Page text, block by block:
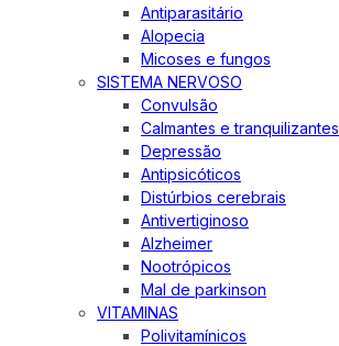
Antiparasitário
Alopecia
Micoses e fungos
SISTEMA NERVOSO
Convulsão
Calmantes e tranquilizantes
Depressão
Antipsicóticos
Distúrbios cerebrais
Antivertiginoso
Alzheimer
Nootrópicos
Mal de parkinson
VITAMINAS
Polivitamínicos